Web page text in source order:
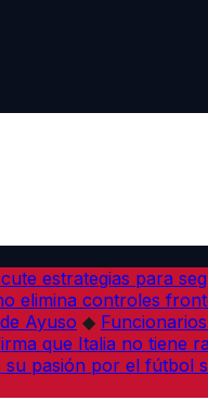
estrategias para
elimina controles
Ayuso ◆
que Italia no tiene
pasión por el fútbol